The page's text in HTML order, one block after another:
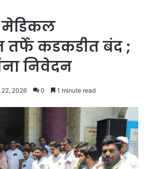
मेडिकल
कडकडीत बंद ;
निवेदन
22, 2026 0 1 minute read